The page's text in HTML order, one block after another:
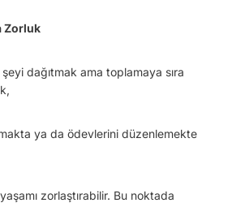
Zorluk
dağıtmak ama toplamaya sıra
ya da ödevlerini düzenlemekte
zorlaştırabilir. Bu noktada